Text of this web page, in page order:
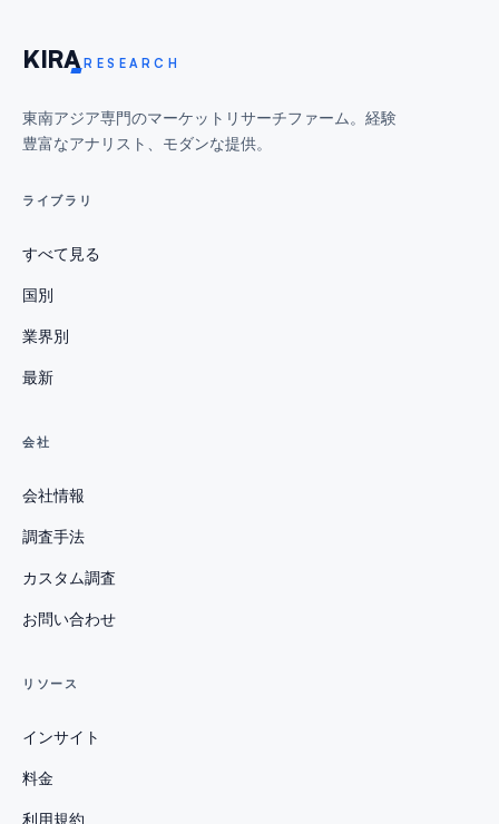
KIRA RESEARCH
東南アジア専門のマーケットリサーチファーム。経験
豊富なアナリスト、モダンな提供。
ライブラリ
すべて見る
国別
業界別
最新
会社
会社情報
調査手法
カスタム調査
お問い合わせ
リソース
インサイト
料金
利用規約